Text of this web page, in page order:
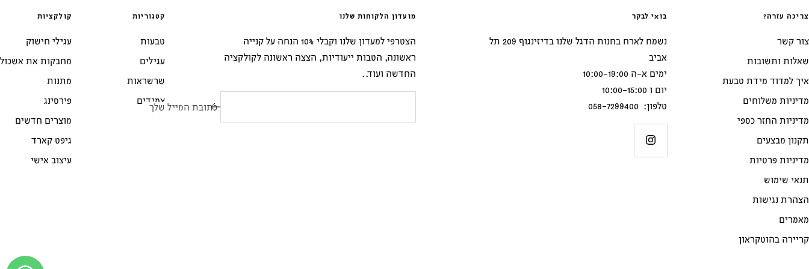
צריכה עזרה?
צור קשר
שאלות ותשובות
איך למדוד מידת טבעת
מדיניות משלוחים
מדיניות החזר כספי
תקנון מבצעים
מדיניות פרטיות
תנאי שימוש
הצהרת נגישות
מאמרים
קריירה בהוטקראון
בואי לבקר
נשמח לארח בחנות הדגל שלנו בדיזינגוף 209 תל
אביב
ימים א-ה 10:00-19:00
יום ו 10:00-15:00
טלפון: 058-7299400
מועדון הלקוחות שלנו
הצטרפי למעדון שלנו וקבלי 10% הנחה על קנייה
ראשונה, הטבות ייעודיות, הצצה ראשונה לקולקציה
החדשה ועוד..
כתובת המייל שלך
קטגוריות
טבעות
עגילים
שרשראות
צמידים
קולקציות
עגילי חישוק
מחבקות את אשכול
מתנות
פירסינג
מוצרים חדשים
גיפט קארד
עיצוב אישי